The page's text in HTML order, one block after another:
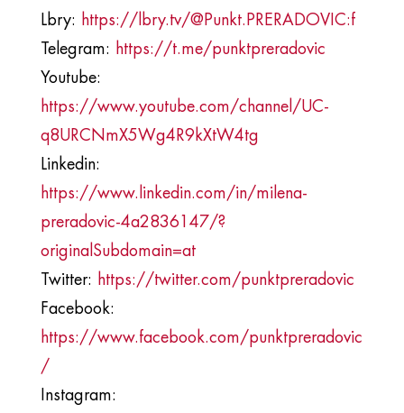
Lbry:
https://lbry.tv/@Punkt.PRERADOVIC:f
Telegram:
https://t.me/punktpreradovic
Youtube:
https://www.youtube.com/channel/UC-
q8URCNmX5Wg4R9kXtW4tg
Linkedin:
https://www.linkedin.com/in/milena-
preradovic-4a2836147/?
originalSubdomain=at
Twitter:
https://twitter.com/punktpreradovic
Facebook:
https://www.facebook.com/punktpreradovic
/
Instagram: